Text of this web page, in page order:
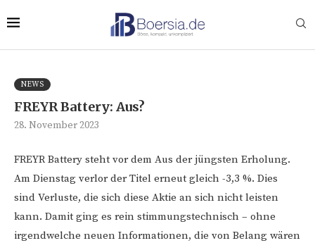
NEWS
FREYR Battery: Aus?
28. November 2023
FREYR Battery steht vor dem Aus der jüngsten Erholung.
Am Dienstag verlor der Titel erneut gleich -3,3 %. Dies
sind Verluste, die sich diese Aktie an sich nicht leisten
kann. Damit ging es rein stimmungstechnisch – ohne
irgendwelche neuen Informationen, die von Belang wären